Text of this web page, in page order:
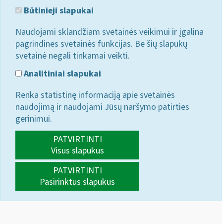
Būtinieji slapukai
Naudojami sklandžiam svetainės veikimui ir įgalina
pagrindines svetainės funkcijas. Be šių slapukų
svetainė negali tinkamai veikti.
Analitiniai slapukai
Renka statistinę informaciją apie svetainės
naudojimą ir naudojami Jūsų naršymo patirties
gerinimui.
PATVIRTINTI
Visus slapukus
PATVIRTINTI
Pasirinktus slapukus